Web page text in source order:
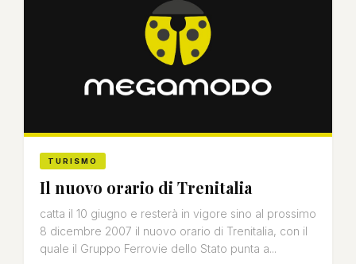
TURISMO
Il nuovo orario di Trenitalia
catta il 10 giugno e resterà in vigore sino al prossimo
8 dicembre 2007 il nuovo orario di Trenitalia, con il
quale il Gruppo Ferrovie dello Stato punta a...